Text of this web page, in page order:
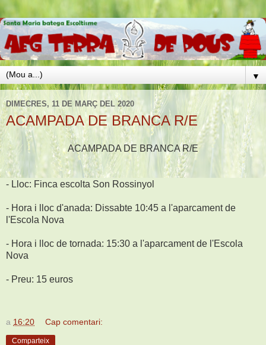
▼
DIMECRES, 11 DE MARÇ DEL 2020
ACAMPADA DE BRANCA R/E
ACAMPADA DE BRANCA R/E
- Lloc: Finca escolta Son Rossinyol
- Hora i lloc d'anada: Dissabte 10:45 a l'aparcament de
l'Escola Nova
- Hora i lloc de tornada: 15:30 a l'aparcament de l'Escola
Nova
- Preu: 15 euros
a 16:20 Cap comentari:
Comparteix